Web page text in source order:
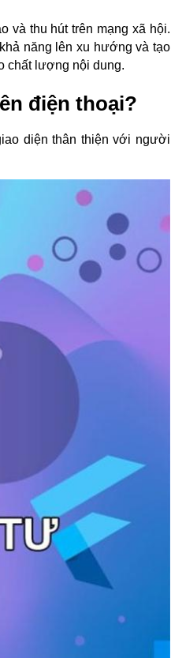
và thu hút trên mạng xã hội.
năng lên xu hướng và tạo
chất lượng nội dung.
điện thoại?
diện thân thiện với người